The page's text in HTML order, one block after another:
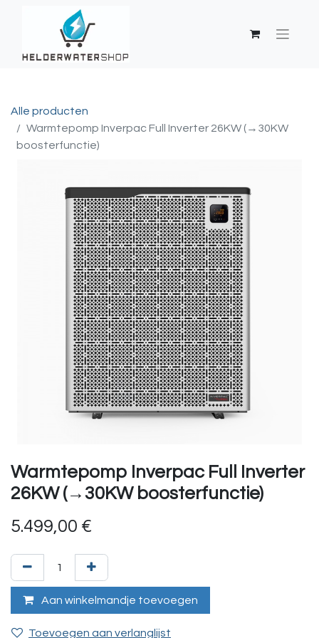
Alle producten
Warmtepomp Inverpac Full Inverter 26KW (→30KW
boosterfunctie)
Warmtepomp Inverpac Full Inverter
26KW (→30KW boosterfunctie)
5.499,00 €
Aan winkelmandje toevoegen
Toevoegen aan verlanglijst